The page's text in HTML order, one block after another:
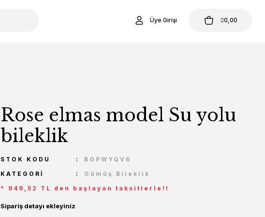
Üye Girişi 0,00
Rose elmas model Su yolu
bileklik
STOK KODU
BGPWYQV6
KATEGORI
Gümüş Bileklik
* 949,52 TL den başlayan taksitlerle!!
Sipariş detayı ekleyiniz